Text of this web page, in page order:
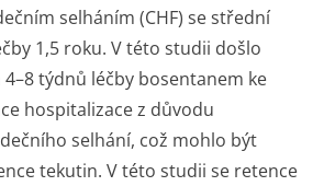
selháním (CHF) se střední
1,5 roku. V této studii došlo
týdnů léčby bosentanem ke
hospitalizace z důvodu
selhání, což mohlo být
tekutin. V této studii se retence